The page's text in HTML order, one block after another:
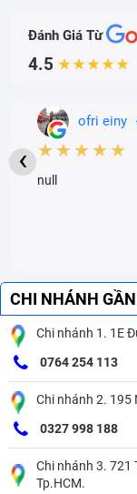
Đánh Giá Từ
4.5 ★★★★★
ofri einy
★★★★★
null
‹
CHI NHÁNH
Chi nhánh 1. 1E
0764 254 113
Chi nhánh 2. 195
0327 998 188
Chi nhánh 3. 721
Tp.HCM.